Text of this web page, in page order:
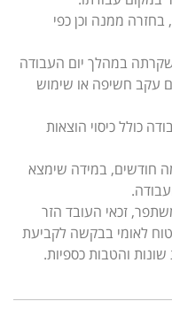
ממנה וכן כפי
במהלך יום העבודה
עקב חשיפה או שימוש
כולל כיסוי הוצאות
חודשים, במידה שימצא
זכאי העובד הזר
לאומי בבקשה לקביעת
שונות והטבות כספיות.